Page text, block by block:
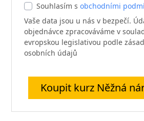
Souhlasím sobchodními
Vaše data jsou u nás v bezpečí.
objednávce zpracováváme v
evropskou legislativou podle
osobních údajů
Koupit kurz Něžná